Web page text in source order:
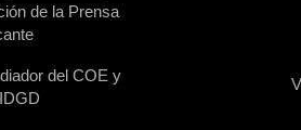
de la Prensa
del COE y